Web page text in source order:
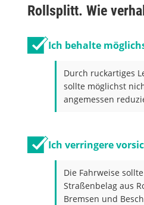
Rollsplitt. Wie
Ich behalte
Durch ruckartiges
sollte möglichst
angemessen
Ich verringere
Die Fahrweise
Straßenbelag aus
Bremsen und